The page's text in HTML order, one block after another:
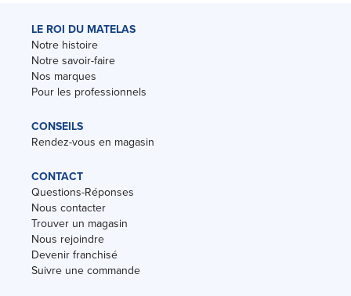
LE ROI DU MATELAS
Notre histoire
Notre savoir-faire
Nos marques
Pour les professionnels
CONSEILS
Rendez-vous en magasin
CONTACT
Questions-Réponses
Nous contacter
Trouver un magasin
Nous rejoindre
Devenir franchisé
Suivre une commande